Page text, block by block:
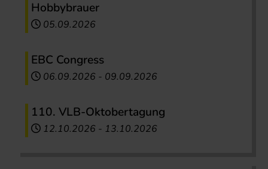
Hobbybrauer
05.09.2026
EBC Congress
06.09.2026 - 09.09.2026
110. VLB-Oktobertagung
12.10.2026 - 13.10.2026